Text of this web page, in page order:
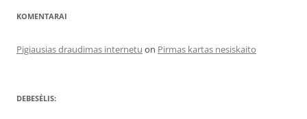
KOMENTARAI
Pigiausias draudimas internetu on Pirmas kartas nesiskaito
DEBESĖLIS: